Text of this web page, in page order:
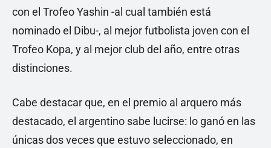
con el Trofeo Yashin -al cual también está
nominado el Dibu-, al mejor futbolista joven con el
Trofeo Kopa, y al mejor club del año, entre otras
distinciones.
Cabe destacar que, en el premio al arquero más
destacado, el argentino sabe lucirse: lo ganó en las
únicas dos veces que estuvo seleccionado, en